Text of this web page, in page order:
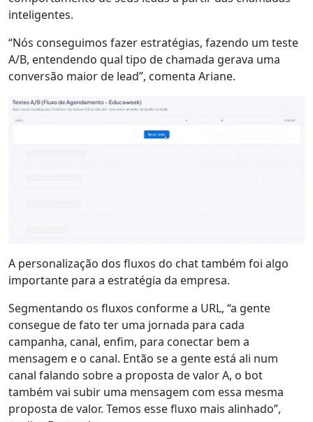
inteligentes.
“Nós conseguimos fazer estratégias, fazendo um teste
A/B, entendendo qual tipo de chamada gerava uma
conversão maior de lead”, comenta Ariane.
A personalização dos fluxos do chat também foi algo
importante para a estratégia da empresa.
Segmentando os fluxos conforme a URL, “a gente
consegue de fato ter uma jornada para cada
campanha, canal, enfim, para conectar bem a
mensagem e o canal. Então se a gente está ali num
canal falando sobre a proposta de valor A, o bot
também vai subir uma mensagem com essa mesma
proposta de valor. Temos esse fluxo mais alinhado”,